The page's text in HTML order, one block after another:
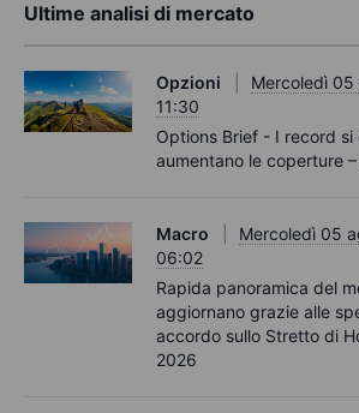
Ultime analisi di mercato
Opzioni
Mercoledì
11:30
Options Brief - I record si
aumentano le coperture
Macro
Mercoledì 05
06:02
Rapida panoramica del
aggiornano grazie alle
accordo sullo Stretto di
2026